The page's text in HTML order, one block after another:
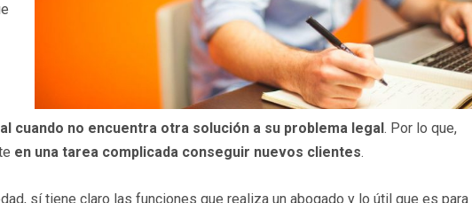
cuando no encuentra otra solución a su problema legal . Por lo que,
en una tarea complicada conseguir nuevos clientes.
sí tiene claro las funciones que realiza un abogado y lo útil que es para